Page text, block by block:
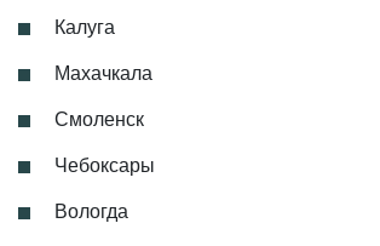
Калуга
Махачкала
Смоленск
Чебоксары
Вологда